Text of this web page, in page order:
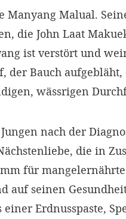
Malual.
die John Laat
ist verstört und
der Bauch
wässrigen
nach der
die in
für
auf seinen
Erdnusspaste,